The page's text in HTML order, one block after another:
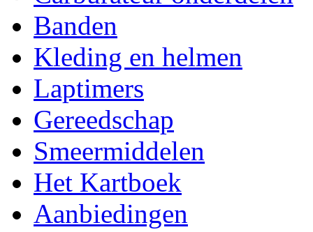
Banden
Kleding en helmen
Laptimers
Gereedschap
Smeermiddelen
Het Kartboek
Aanbiedingen